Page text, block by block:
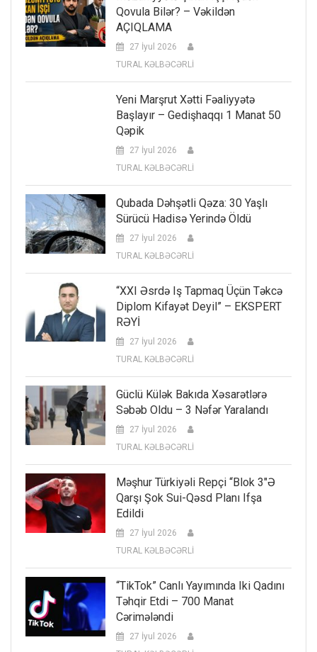
Qovula Bilər? – Vəkildən
AÇIQLAMA
27 İyul 2026
TURAL KƏLBƏCƏRLİ
Yeni Marşrut Xətti Fəaliyyətə
Başlayır – Gedişhaqqı 1 Manat 50
Qəpik
27 İyul 2026
TURAL KƏLBƏCƏRLİ
Qubada Dəhşətli Qəza: 30 Yaşlı
Sürücü Hadisə Yerində Öldü
27 İyul 2026
TURAL KƏLBƏCƏRLİ
“XXI Əsrdə Iş Tapmaq Üçün Təkcə
Diplom Kifayət Deyil” – EKSPERT
RƏYİ
27 İyul 2026
TURAL KƏLBƏCƏRLİ
Güclü Külək Bakıda Xəsarətlərə
Səbəb Oldu – 3 Nəfər Yaralandı
27 İyul 2026
TURAL KƏLBƏCƏRLİ
Məşhur Türkiyəli Repçi “Blok 3″ə
Qarşı Şok Sui-Qəsd Planı Ifşa
Edildi
27 İyul 2026
TURAL KƏLBƏCƏRLİ
“TikTok” Canlı Yayımında Iki Qadını
Təhqir Etdi – 700 Manat
Cərimələndi
27 İyul 2026